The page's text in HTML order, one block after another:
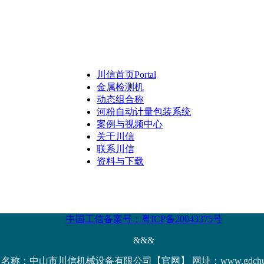
川信首页Portal
金属检测机
动态组合称
河粉自动计量包装系统
案例与视频中心
关于川信
联系川信
资料与下载
中国工信备案号：粤ICP备20043375号
&&&
称：中山市川信机械设备有限公司【官网】 网址：